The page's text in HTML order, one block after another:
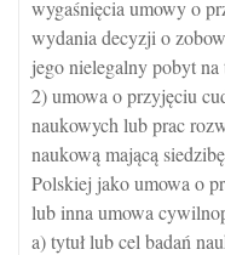
wygaśnięcia umowy o
wydania decyzji o
jego nielegalny pobyt
2) umowa o przyjęciu
naukowych lub prac
naukową mającą
Polskiej jako umowa o
lub inna umowa
a) tytuł lub cel badań